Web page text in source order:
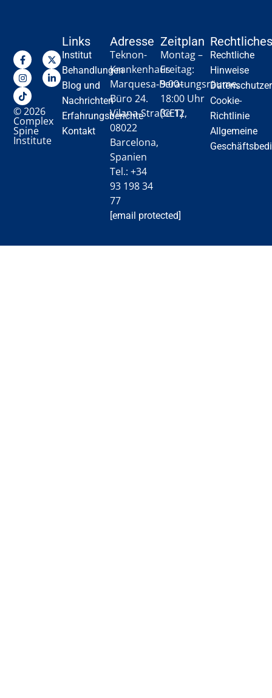
© 2026
Complex
Spine
Institute
Links
Institut
Behandlungen
Blog und
Nachrichten
Erfahrungsberichte
Kontakt
Adresse
Teknon-
Krankenhaus
Marquesa‑Beratungsräume,
Büro 24.
Vilana‑Straße 12,
08022
Barcelona,
Spanien
Tel.: +34
93 198 34
77
[email protected]
Zeitplan
Montag –
Freitag:
9:00–
18:00 Uhr
(CET)
Rechtliche
Hinweise
Cookie-
Richtlinie
Allgemeine